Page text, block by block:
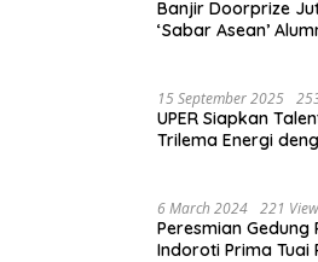
Banjir Doorprize
‘Sabar Asean’
15 September 2025
UPER Siapkan
Trilema Energi
6 March 2024 221 View
Peresmian Gedung
Indoroti Prima Tuai